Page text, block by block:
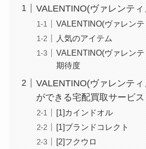
VALENTINO(ヴァレンテ
VALENTINO(ヴァレン
人気のアイテム
VALENTINO(ヴァレン
期待度
VALENTINO(ヴァレンテ
ができる宅配買取サービス
[1]カインドオル
[1]ブランドコレクト
[2]フクウロ